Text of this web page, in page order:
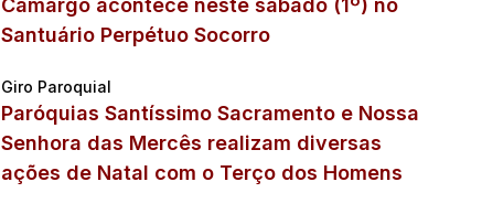
Camargo acontece neste sábado (1º) no
Santuário Perpétuo Socorro
Giro Paroquial
Paróquias Santíssimo Sacramento e Nossa
Senhora das Mercês realizam diversas
ações de Natal com o Terço dos Homens